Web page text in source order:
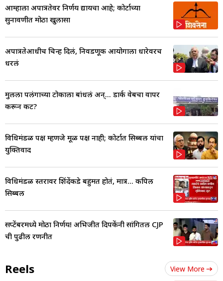
आम्हाला अपात्रतेवर निर्णय द्यायचा आहे; कोर्टाच्या
सुनावणीत मोठा खुलासा
अपात्रतेआधीच चिन्ह दिलं, निवडणूक आयोगाला धारेवरच
धरलं
मुलीला पलंगाच्या टोकाला बांधलं अन्... डार्क वेबचा वापर
करून कट?
विधिमंडळ पक्ष म्हणजे मूळ पक्ष नाही; कोर्टात सिब्बल यांचा
युक्तिवाद
विधिमंडळ स्तरावर शिंदेंकडे बहुमत होतं, मात्र... कपिल
सिब्बल
सप्टेंबरमध्ये मोठा निर्णय! अभिजीत दिपकेंनी सांगितली CJP
ची पुढील रणनीत
Reels View More